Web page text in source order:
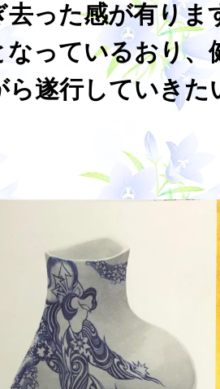
去った感が有りま
なっているおり、
ら遂行していきた